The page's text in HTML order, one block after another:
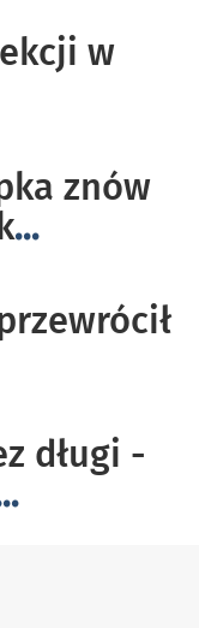
w
znów
...
długi -